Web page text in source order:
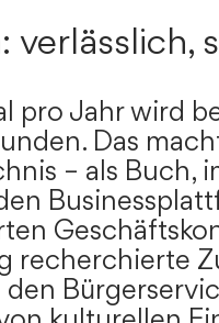
verlässlich,
pro Jahr wird
Das
– als Buch,
recherchierte